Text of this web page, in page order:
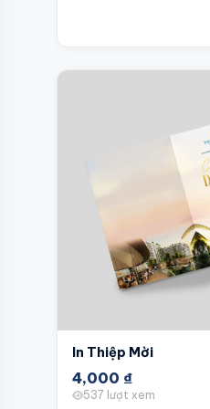
In Thiệp Mời
4,000 ₫
537 lượt xem